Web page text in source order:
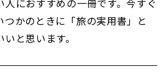
におすすめの一冊です。今すぐ
つかのときに「旅の実用書」と
と思います。